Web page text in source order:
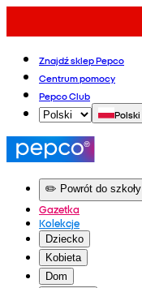
Znajdź sklep Pepco
Centrum pomocy
Pepco Club
Polski
✏️ Powrót do szkoły
Gazetka
Kolekcje
Dziecko
Kobieta
Dom